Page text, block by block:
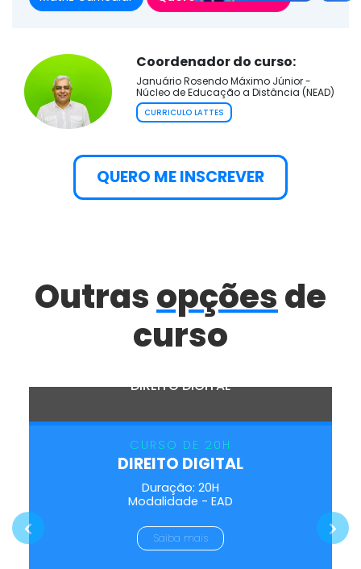
Coordenador do curso:
Januário Rosendo Máximo Júnior -
Núcleo de Educação a Distância (NEAD)
CURRICULO LATTES
QUERO ME INSCREVER
Outrasopçõesde
curso
DIREITO DIGITAL
CURSO DE 20H
DIREITO DIGITAL
Duração: 20H
Modalidade - EAD
Saiba mais
Previous Next